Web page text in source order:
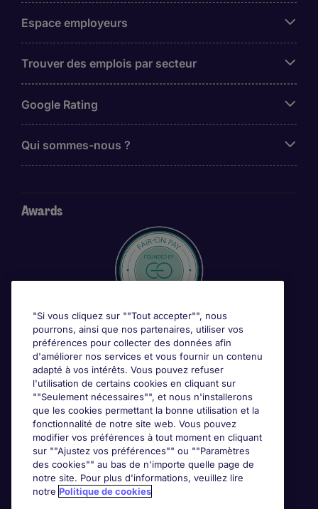
Espace employeurs
Trouver des emplois par secteur
Google Rating
Qui sommes-nous ?
Awards
"Si vous cliquez sur ""Tout accepter"", nous
pourrons, ainsi que nos partenaires, utiliser vos
préférences pour collecter des données afin
d'améliorer nos services et vous fournir un contenu
adapté à vos intérêts. Vous pouvez refuser
l'utilisation de certains cookies en cliquant sur
""Seulement nécessaires"", et nous n'installerons
que les cookies permettant la bonne utilisation et la
fonctionnalité de notre site web. Vous pouvez
modifier vos préférences à tout moment en cliquant
sur ""Ajustez vos préférences"" ou ""Paramètres
des cookies"" au bas de n'importe quelle page de
notre site. Pour plus d'informations, veuillez lire
notre Politique de cookies